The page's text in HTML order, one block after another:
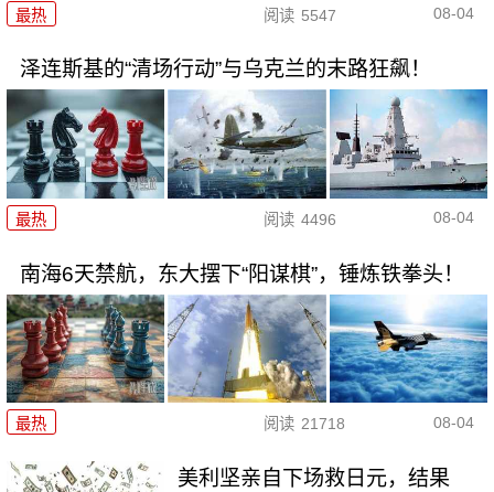
最热 阅读 5547 08-04
泽连斯基的“清场行动”与乌克兰的末路狂飙！
最热 阅读 4496 08-04
南海6天禁航，东大摆下“阳谋棋”，锤炼铁拳头！
最热 阅读 21718 08-04
美利坚亲自下场救日元，结果